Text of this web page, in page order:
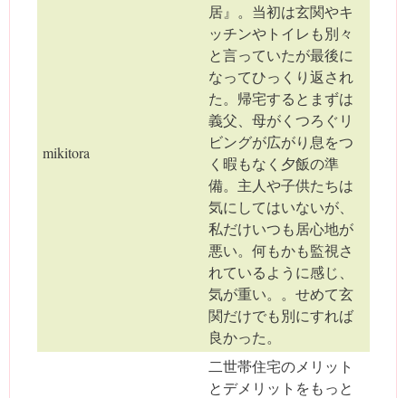
mikitora
居』。当初は玄関やキ
ッチンやトイレも別々
と言っていたが最後に
なってひっくり返され
た。帰宅するとまずは
義父、母がくつろぐリ
ビングが広がり息をつ
く暇もなく夕飯の準
備。主人や子供たちは
気にしてはいないが、
私だけいつも居心地が
悪い。何もかも監視さ
れているように感じ、
気が重い。。せめて玄
関だけでも別にすれば
良かった。
二世帯住宅のメリット
とデメリットをもっと